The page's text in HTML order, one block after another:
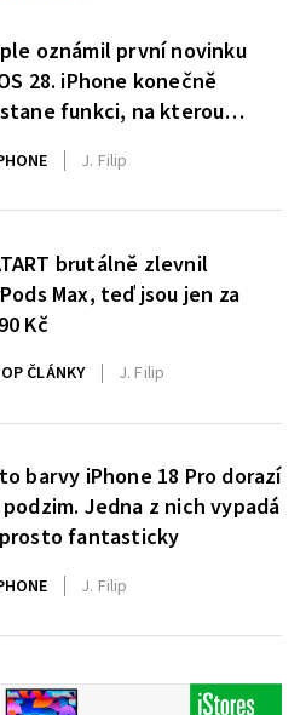
oznámil první novinku
28. iPhone konečně
funkci, na kterou
Windows čekají roky
J. Filip
brutálně zlevnil
Max, teď jsou jen za
Kč
ČLÁNKY J. Filip
barvy iPhone 18 Pro dorazí
Jedna z nich vypadá
fantasticky
J. Filip